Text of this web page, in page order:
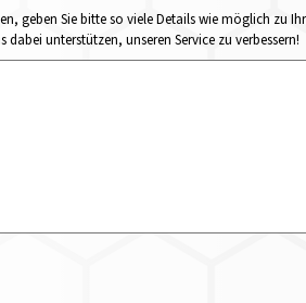
geben Sie bitte so viele Details wie möglich zu
unterstützen, unseren Service zu verbessern!